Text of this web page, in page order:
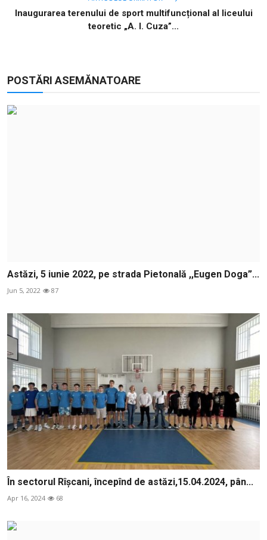
Inaugurarea terenului de sport multifuncțional al liceului
teoretic „A. I. Cuza”...
POSTĂRI ASEMĂNATOARE
Astăzi, 5 iunie 2022, pe strada Pietonală ,,Eugen Doga”...
Jun 5, 2022 87
În sectorul Rîșcani, începînd de astăzi,15.04.2024, pân...
Apr 16, 2024 68